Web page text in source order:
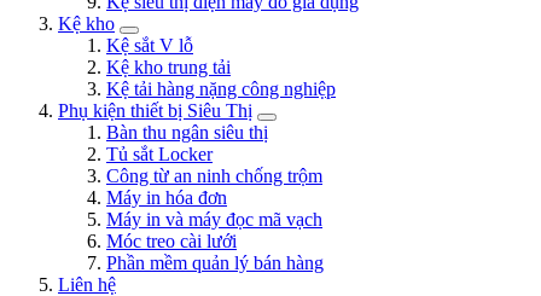
Kệ kho
Kệ sắt V lỗ
Kệ kho trung tải
Kệ tải hàng nặng công nghiệp
Phụ kiện thiết bị Siêu Thị
Bàn thu ngân siêu thị
Tủ sắt Locker
Công từ an ninh chống trộm
Máy in hóa đơn
Máy in và máy đọc mã vạch
Móc treo cài lưới
Phần mềm quản lý bán hàng
Liên hệ